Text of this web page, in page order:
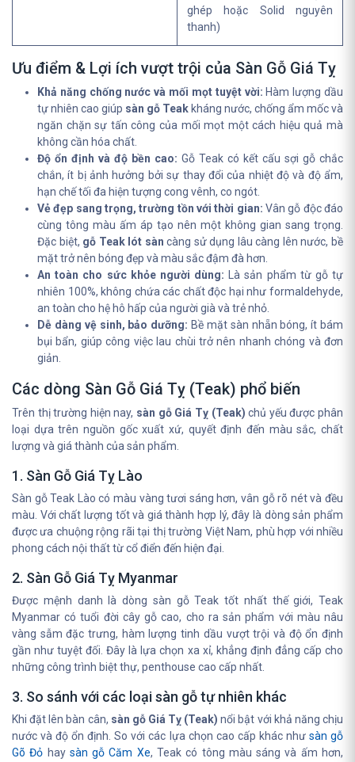
ghép hoặc Solid nguyên
thanh)
Ưu điểm & Lợi ích vượt trội của Sàn Gỗ Giá Tỵ
Khả năng chống nước và mối mọt tuyệt vời: Hàm lượng dầu
tự nhiên cao giúp sàn gỗ Teak kháng nước, chống ẩm mốc và
ngăn chặn sự tấn công của mối mọt một cách hiệu quả mà
không cần hóa chất.
Độ ổn định và độ bền cao: Gỗ Teak có kết cấu sợi gỗ chắc
chắn, ít bị ảnh hưởng bởi sự thay đổi của nhiệt độ và độ ẩm,
hạn chế tối đa hiện tượng cong vênh, co ngót.
Vẻ đẹp sang trọng, trường tồn với thời gian: Vân gỗ độc đáo
cùng tông màu ấm áp tạo nên một không gian sang trọng.
Đặc biệt, gỗ Teak lót sàn càng sử dụng lâu càng lên nước, bề
mặt trở nên bóng đẹp và màu sắc đậm đà hơn.
An toàn cho sức khỏe người dùng: Là sản phẩm từ gỗ tự
nhiên 100%, không chứa các chất độc hại như formaldehyde,
an toàn cho hệ hô hấp của người già và trẻ nhỏ.
Dễ dàng vệ sinh, bảo dưỡng: Bề mặt sàn nhẵn bóng, ít bám
bụi bẩn, giúp công việc lau chùi trở nên nhanh chóng và đơn
giản.
Các dòng Sàn Gỗ Giá Tỵ (Teak) phổ biến
Trên thị trường hiện nay, sàn gỗ Giá Tỵ (Teak) chủ yếu được phân
loại dựa trên nguồn gốc xuất xứ, quyết định đến màu sắc, chất
lượng và giá thành của sản phẩm.
1. Sàn Gỗ Giá Tỵ Lào
Sàn gỗ Teak Lào có màu vàng tươi sáng hơn, vân gỗ rõ nét và đều
màu. Với chất lượng tốt và giá thành hợp lý, đây là dòng sản phẩm
được ưa chuộng rộng rãi tại thị trường Việt Nam, phù hợp với nhiều
phong cách nội thất từ cổ điển đến hiện đại.
2. Sàn Gỗ Giá Tỵ Myanmar
Được mệnh danh là dòng sàn gỗ Teak tốt nhất thế giới, Teak
Myanmar có tuổi đời cây gỗ cao, cho ra sản phẩm với màu nâu
vàng sẫm đặc trưng, hàm lượng tinh dầu vượt trội và độ ổn định
gần như tuyệt đối. Đây là lựa chọn xa xỉ, khẳng định đẳng cấp cho
những công trình biệt thự, penthouse cao cấp nhất.
3. So sánh với các loại sàn gỗ tự nhiên khác
Khi đặt lên bàn cân, sàn gỗ Giá Tỵ (Teak) nổi bật với khả năng chịu
nước và độ ổn định. So với các lựa chọn cao cấp khác như sàn gỗ
Gõ Đỏ hay sàn gỗ Căm Xe, Teak có tông màu sáng và ấm hơn,